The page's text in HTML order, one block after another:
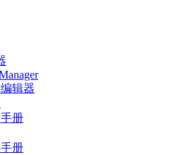
辑器
册
册